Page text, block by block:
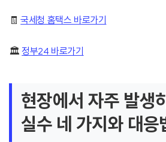
🧾국세청 홈택스 바로가기
🏛️정부24 바로가기
현장에서 자주 발생
실수 네 가지와 대응